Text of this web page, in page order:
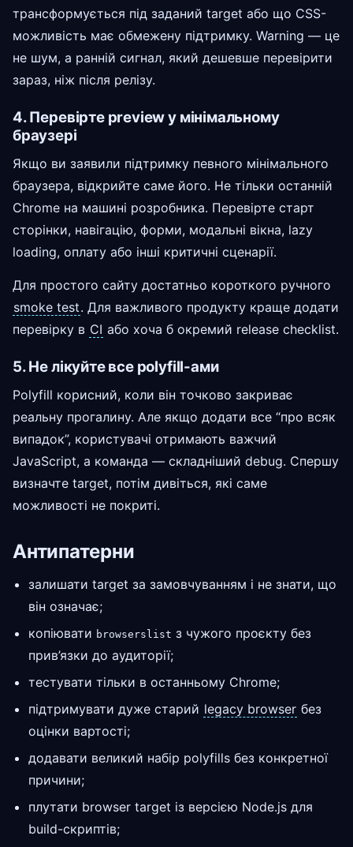
трансформується під заданий target або що CSS-
можливість має обмежену підтримку. Warning — це
не шум, а ранній сигнал, який дешевше перевірити
зараз, ніж після релізу.
4. Перевірте preview у мінімальному
браузері
Якщо ви заявили підтримку певного мінімального
браузера, відкрийте саме його. Не тільки останній
Chrome на машині розробника. Перевірте старт
сторінки, навігацію, форми, модальні вікна, lazy
loading, оплату або інші критичні сценарії.
Для простого сайту достатньо короткого ручного
smoke test. Для важливого продукту краще додати
перевірку в CI або хоча б окремий release checklist.
5. Не лікуйте все polyfill-ами
Polyfill корисний, коли він точково закриває
реальну прогалину. Але якщо додати все “про всяк
випадок”, користувачі отримають важчий
JavaScript, а команда — складніший debug. Спершу
визначте target, потім дивіться, які саме
можливості не покриті.
Антипатерни
залишати target за замовчуванням і не знати, що
він означає;
копіювати browserslist з чужого проєкту без
прив’язки до аудиторії;
тестувати тільки в останньому Chrome;
підтримувати дуже старий legacy browser без
оцінки вартості;
додавати великий набір polyfills без конкретної
причини;
плутати browser target із версією Node.js для
build-скриптів;